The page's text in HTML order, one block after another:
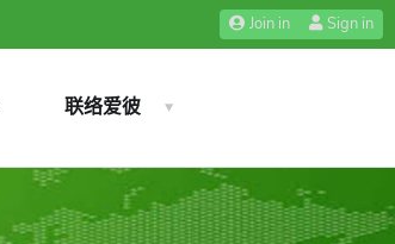
Join in Sign in
联络爱彼